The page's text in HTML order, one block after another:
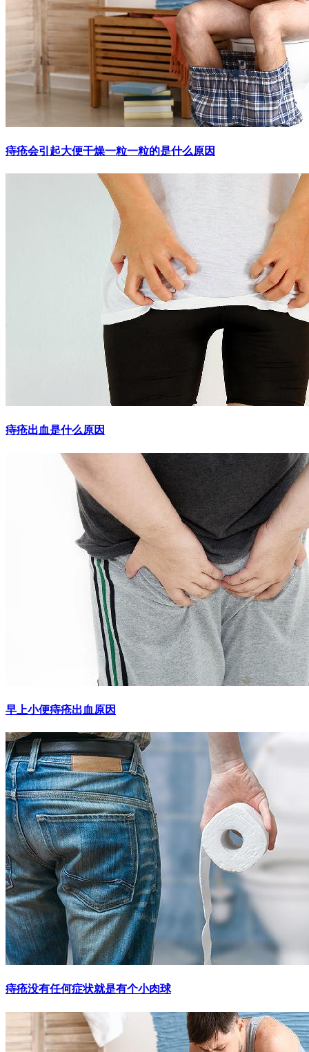
痔疮会引起大便干燥一粒一粒的是什么原因
痔疮出血是什么原因
早上小便痔疮出血原因
痔疮没有任何症状就是有个小肉球